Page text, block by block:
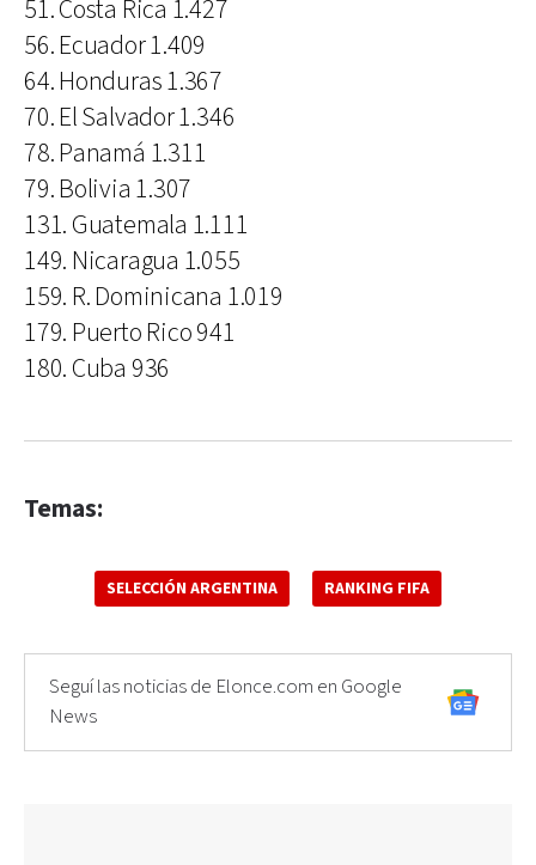
51. Costa Rica 1.427
56. Ecuador 1.409
64. Honduras 1.367
70. El Salvador 1.346
78. Panamá 1.311
79. Bolivia 1.307
131. Guatemala 1.111
149. Nicaragua 1.055
159. R. Dominicana 1.019
179. Puerto Rico 941
180. Cuba 936
Temas:
SELECCIÓN ARGENTINA RANKING FIFA
Seguí las noticias de Elonce.com en Google
News